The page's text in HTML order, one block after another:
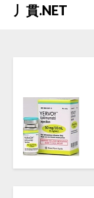
Skip丿貫.NET